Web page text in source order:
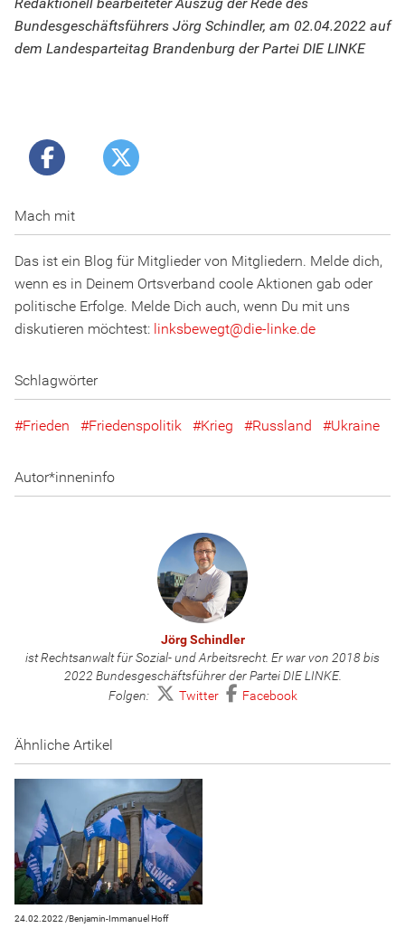
Redaktionell bearbeiteter Auszug der Rede des
Bundesgeschäftsführers Jörg Schindler, am 02.04.2022 auf
dem Landesparteitag Brandenburg der Partei DIE LINKE
Mach mit
Das ist ein Blog für Mitglieder von Mitgliedern. Melde dich,
wenn es in Deinem Ortsverband coole Aktionen gab oder
politische Erfolge. Melde Dich auch, wenn Du mit uns
diskutieren möchtest: linksbewegt@die-l inke.de
Schlagwörter
Frieden Friedenspolitik Krieg Russland Ukraine
Autor*inneninfo
Jörg Schindler
ist Rechtsanwalt für Sozial- und Arbeitsrecht. Er war von 2018 bis
2022 Bundesgeschäftsführer der Partei DIE LINKE.
Folgen:
Twitter Facebook
Ähnliche Artikel
24.02.2022 /Benjamin-Immanuel Hoff